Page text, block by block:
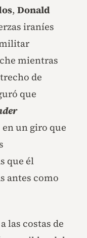
, Donald
iraníes
mientras
de
que
en un giro que
que él
antes como
las costas de